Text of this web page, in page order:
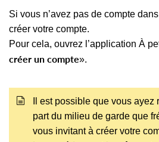
Si vous n’avez pas de compte
créer votre compte.
Pour cela, ouvrez l’application À
créer un compte».
Il est possible que vous
part du milieu de garde que
vous invitant à créer votre